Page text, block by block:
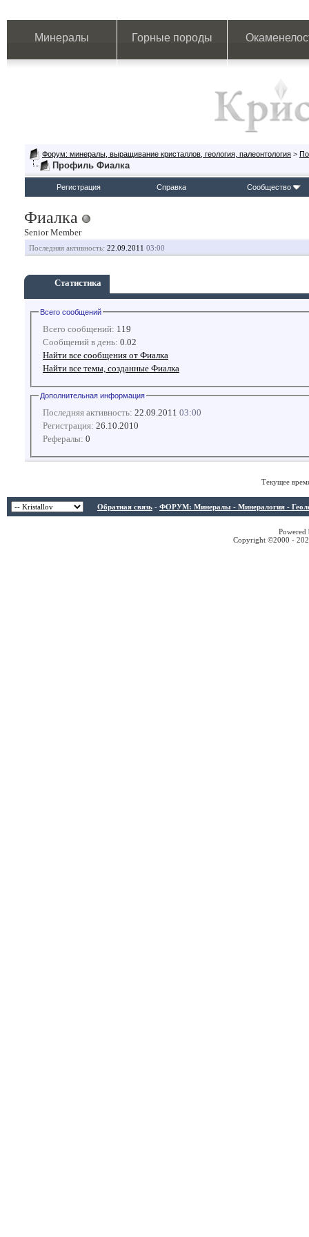
Минералы Горные породы
Форум: минералы, выращивание кристаллов, геология, палеонтология >
Профиль Фиалка
Регистрация Справка Сообщество
Фиалка
Senior Member
Последняя активность: 22.09.2011 03:00
Статистика
Всего сообщений
Всего сообщений: 119
Сообщений в день: 0.02
Найти все сообщения от Фиалка
Найти все темы, созданные Фиалка
Дополнительная информация
Последняя активность: 22.09.2011 03:00
Регистрация: 26.10.2010
Рефералы: 0
Текущее
Обратная связь - ФОРУМ: Минералы - Минералогия -
Copyright ©2000 -